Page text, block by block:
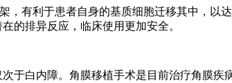
利于患者自身的基质细胞迁移其中，以
的排异反应，临床使用更加安全。
白内障。角膜移植手术是目前治疗角膜疾